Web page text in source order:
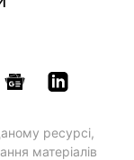
ресурсі,
матеріалів